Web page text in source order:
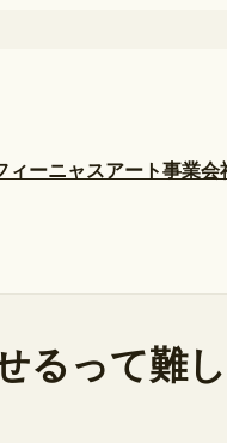
ィーニャスアート事業会
るって難し